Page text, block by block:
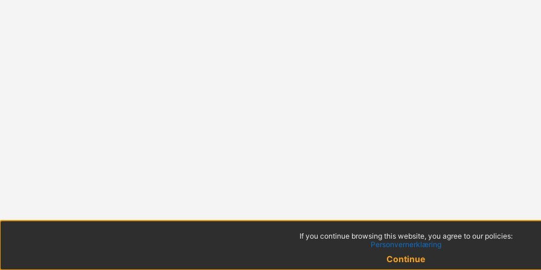
If you continue browsing this website, you agree to our policies:
Personvernerklæring
Continue